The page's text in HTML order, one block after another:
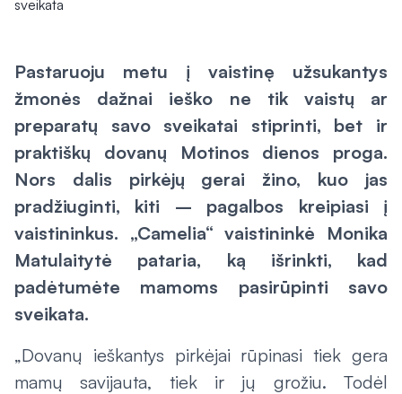
Pastaruoju metu į vaistinę užsukantys
žmonės dažnai ieško ne tik vaistų ar
preparatų savo sveikatai stiprinti, bet ir
praktiškų dovanų Motinos dienos proga.
Nors dalis pirkėjų gerai žino, kuo jas
pradžiuginti, kiti – pagalbos kreipiasi į
vaistininkus. „Camelia“ vaistininkė Monika
Matulaitytė pataria, ką išrinkti, kad
padėtumėte mamoms pasirūpinti savo
sveikata.
„Dovanų ieškantys pirkėjai rūpinasi tiek gera
mamų savijauta, tiek ir jų grožiu. Todėl